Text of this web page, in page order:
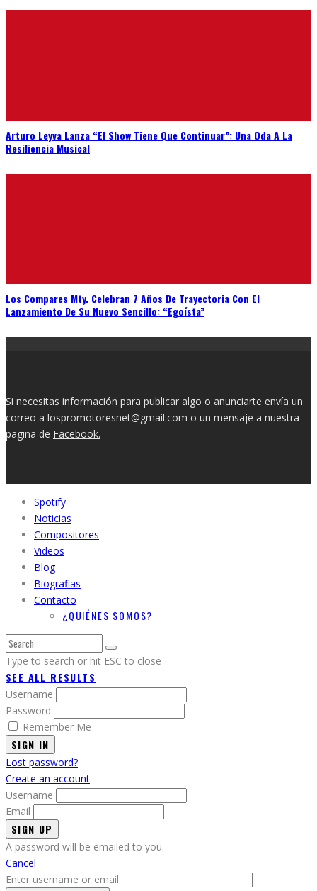
Arturo Leyva Lanza “El Show Tiene Que Continuar”: Una Oda A La
Resiliencia Musical
Los Compares Mty. Celebran 7 Años De Trayectoria Con El
Lanzamiento De Su Nuevo Sencillo: “Egoísta”
Si necesitas información para publicar algo o anunciarte envía un
correo a lospromotoresnet@gmail.com o un mensaje a nuestra
pagina de Facebook.
Spotify
Noticias
Compositores
Videos
Blog
Biografias
Contacto
¿QUIÉNES SOMOS?
Type to search or hit ESC to close
SEE ALL RESULTS
Username
Password
Remember Me
SIGN IN
Lost password?
Create an account
Username
Email
A password will be emailed to you.
Cancel
Enter username or email